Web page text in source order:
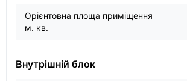
Орієнтовна площа приміщення
м. кв.
Внутрішній блок